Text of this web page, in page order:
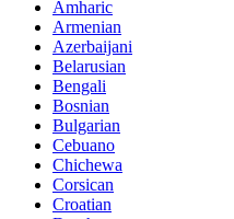
Amharic
Armenian
Azerbaijani
Belarusian
Bengali
Bosnian
Bulgarian
Cebuano
Chichewa
Corsican
Croatian